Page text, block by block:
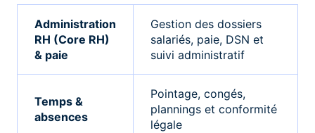
Administration
RH (Core RH)
& paie
Gestion des dossiers
salariés, paie, DSN et
suivi administratif
Temps &
absences
Pointage, congés,
plannings et conformité
légale